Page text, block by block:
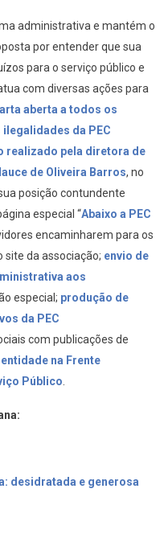
administrativa e mantém o
por entender que sua
para o serviço público e
com diversas ações para
aberta a todos os
da PEC
realizado pela diretora de
de Oliveira Barros, no
posição contundente
especial “Abaixo a PEC
encaminharem para os
da associação; envio de
aos
especial; produção de
da PEC
com publicações de
na Frente
Público.
desidratada e generosa